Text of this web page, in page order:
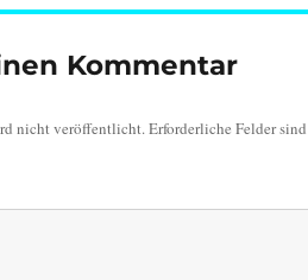
Kommentar
nicht veröffentlicht.Erforderliche Felder